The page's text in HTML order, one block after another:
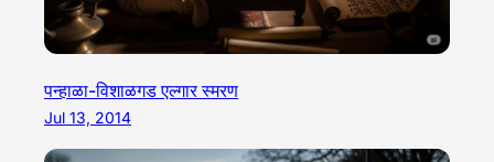
पन्हाळा-विशाळगड एल्गार स्मरण
Jul 13, 2014